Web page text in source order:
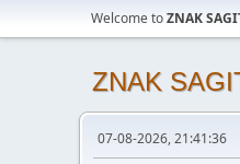
Welcome toZNAK
ZNAK
07-08-2026, 21:41:36